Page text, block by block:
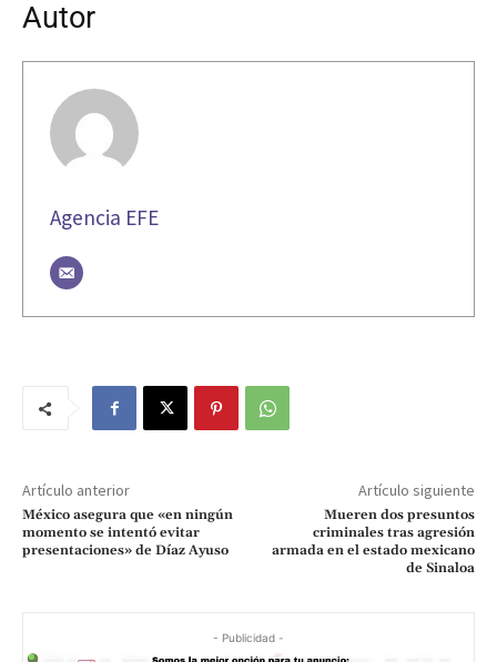
Autor
Agencia EFE
Artículo anterior
México asegura que «en ningún
momento se intentó evitar
presentaciones» de Díaz Ayuso
Artículo siguiente
Mueren dos presuntos
criminales tras agresión
armada en el estado mexicano
de Sinaloa
- Publicidad -